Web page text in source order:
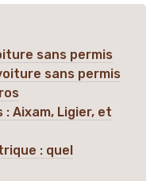
sans permis
sans permis
: Aixam, Ligier, et
: quel